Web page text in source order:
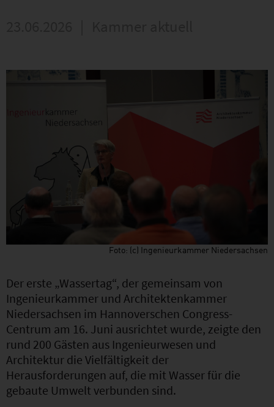
Foto: (c) Ingenieurkammer Niedersachsen
Der erste „Wassertag“, der gemeinsam von
Ingenieurkammer und Architektenkammer
Niedersachsen im Hannoverschen Congress-
Centrum am 16. Juni ausrichtet wurde, zeigte den
rund 200 Gästen aus Ingenieurwesen und
Architektur die Vielfältigkeit der
Herausforderungen auf, die mit Wasser für die
gebaute Umwelt verbunden sind.